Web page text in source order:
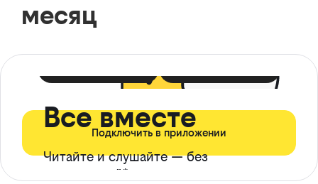
месяц
Все вместе
Читайте и слушайте — без
ограничений*
Подключить в приложении